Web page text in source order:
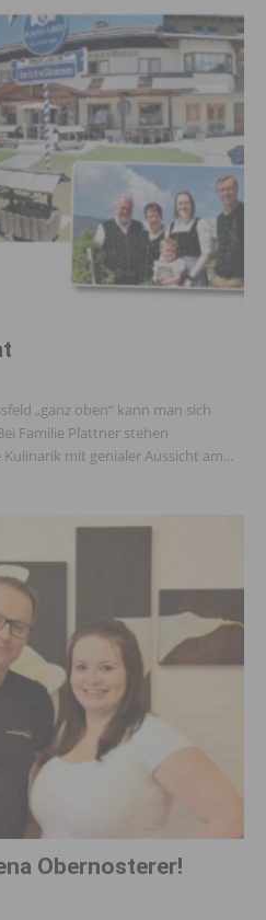
„ganz oben“ kann man sich
Familie Plattner stehen
mit genialer Aussicht am...
Obernosterer!